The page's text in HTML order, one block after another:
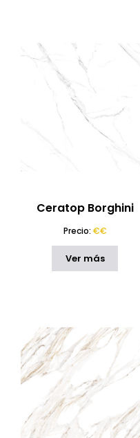
TIPO DE MATERIAL
Cerámica
Encimeras de Porcelana
COLOR
ACABADO
RESTABLECER
Ceratop Borghini
Precio: €€
Ver más